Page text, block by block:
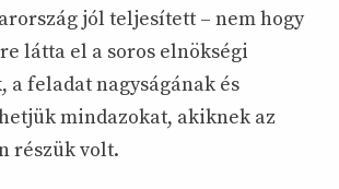
jól teljesített – nem hogy
látta el a soros elnökségi
feladat nagyságának és
mindazokat, akiknek az
részük volt.